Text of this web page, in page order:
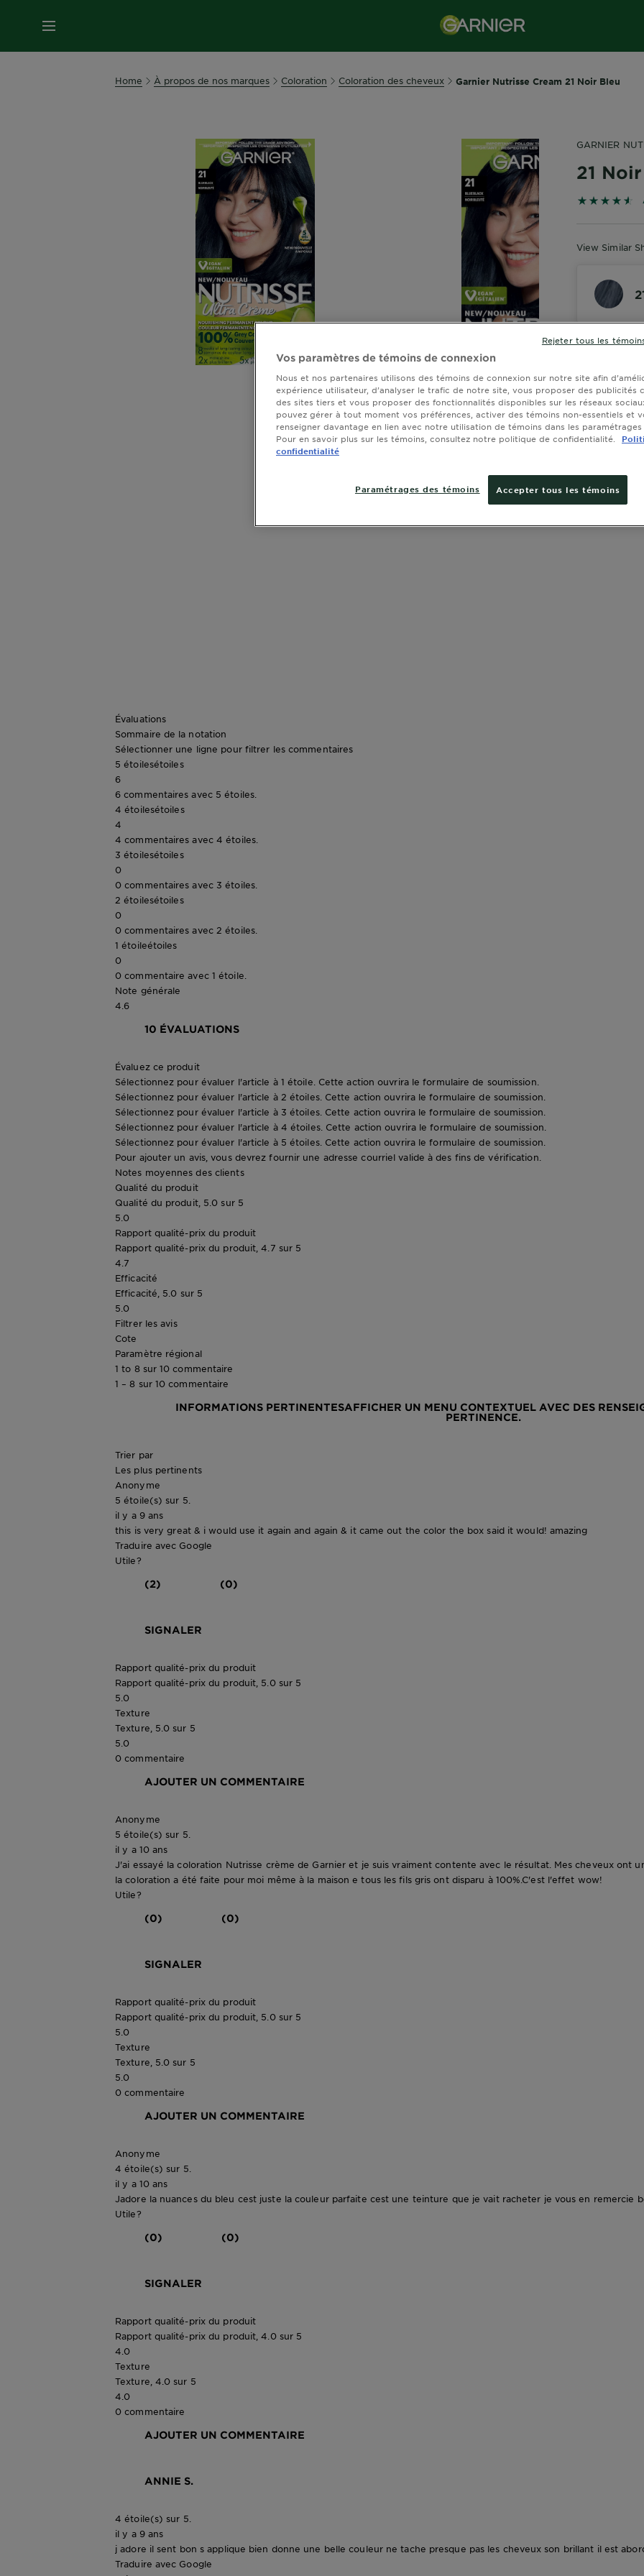
MENU
Home À propos de nos marques Coloration Coloration des cheveux Garnier Nutrisse Cream 21 Noir Bleu
SLIDE 1SLIDE 2
SLIDE 3
SLIDE 4
SLIDE 5SLIDE 6SLIDE 7
SLIDE 8
SLIDE 9
SLIDE 10
GARNIER
21
4.6 out of
View Similar
Garnier
longue
cheveux
cheveux
d'huile
cheveux
protège vos
AFFICHER
TAILLE 1
Évaluations
Sommaire de la notation
Sélectionner une ligne pour filtrer les commentaires
5 étoilesétoiles
6
6 commentaires avec 5 étoiles.
4 étoilesétoiles
4
4 commentaires avec 4 étoiles.
3 étoilesétoiles
0
0 commentaires avec 3 étoiles.
2 étoilesétoiles
0
0 commentaires avec 2 étoiles.
1 étoileétoiles
0
0 commentaire avec 1 étoile.
Note générale
4.6
10 ÉVALUATIONS
Évaluez ce produit
Sélectionnez pour évaluer l'article à 1 étoile. Cette action ouvrira le formulaire de soumission.
Sélectionnez pour évaluer l'article à 2 étoiles. Cette action ouvrira le formulaire de soumission.
Sélectionnez pour évaluer l'article à 3 étoiles. Cette action ouvrira le formulaire de soumission.
Sélectionnez pour évaluer l'article à 4 étoiles. Cette action ouvrira le formulaire de soumission.
Sélectionnez pour évaluer l'article à 5 étoiles. Cette action ouvrira le formulaire de soumission.
Pour ajouter un avis, vous devrez fournir une adresse courriel valide à des fins de vérification.
Notes moyennes des clients
Qualité du produit
Qualité du produit, 5.0 sur 5
5.0
Rapport qualité-prix du produit
Rapport qualité-prix du produit, 4.7 sur 5
4.7
Efficacité
Efficacité, 5.0 sur 5
5.0
Filtrer les avis
Cote
Paramètre régional
1 to 8 sur 10 commentaire
1 – 8 sur 10 commentaire
INFORMATIONS PERTINENTESAFFICHER UN MENU CONTEXTUEL AVEC DES
PERTINENCE.
Trier par
Les plus pertinents
Anonyme
5 étoile(s) sur 5.
il y a 9 ans
this is very great & i would use it again and again & it came out the color the box said it would! amazing
Traduire avec Google
Utile?
(2) (0)
SIGNALER
Rapport qualité-prix du produit
Rapport qualité-prix du produit, 5.0 sur 5
5.0
Texture
Texture, 5.0 sur 5
5.0
0 commentaire
AJOUTER UN COMMENTAIRE
Anonyme
5 étoile(s) sur 5.
il y a 10 ans
J'ai essayé la coloration Nutrisse crème de Garnier et je suis vraiment contente avec le résultat. Mes cheveux ont
la coloration a été faite pour moi même à la maison e tous les fils gris ont disparu à 100%.C'est l'effet wow!
Utile?
(0) (0)
SIGNALER
Rapport qualité-prix du produit
Rapport qualité-prix du produit, 5.0 sur 5
5.0
Texture
Texture, 5.0 sur 5
5.0
0 commentaire
AJOUTER UN COMMENTAIRE
Anonyme
4 étoile(s) sur 5.
il y a 10 ans
Jadore la nuances du bleu cest juste la couleur parfaite cest une teinture que je vait racheter je vous en remercie
Utile?
(0) (0)
SIGNALER
Rapport qualité-prix du produit
Rapport qualité-prix du produit, 4.0 sur 5
4.0
Texture
Texture, 4.0 sur 5
4.0
0 commentaire
AJOUTER UN COMMENTAIRE
ANNIE S.
4 étoile(s) sur 5.
il y a 9 ans
j adore il sent bon s applique bien donne une belle couleur ne tache presque pas les cheveux son brillant il est
Traduire avec Google
Vos paramètres de témoins de connexion
Nous et nos partenaires utilisons des témoins de connexion sur notre site afin
expérience utilisateur, d’analyser le trafic de notre site, vous proposer des publicités
des sites tiers et vous proposer des fonctionnalités disponibles sur les réseaux
pouvez gérer à tout moment vos préférences, activer des témoins non-essentiels et
renseigner davantage en lien avec notre utilisation de témoins dans les paramétrages
Pour en savoir plus sur les témoins, consultez notre politique de confidentialité.
confidentialité
Accepter tous les témoins
Paramétrages des témoins
Rejeter tous les